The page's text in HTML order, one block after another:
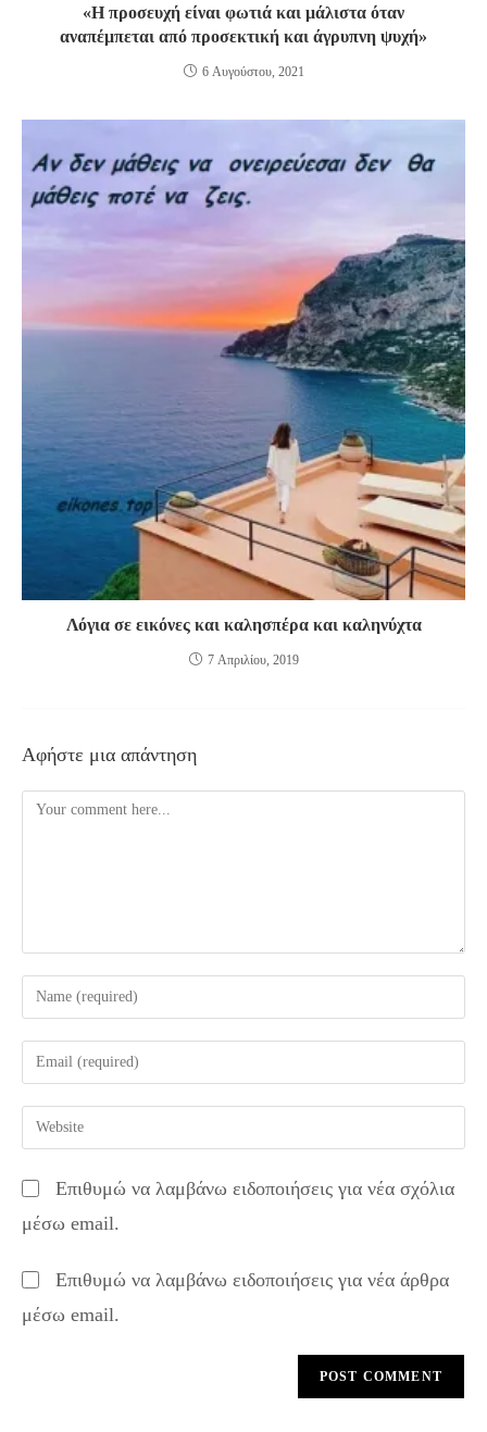
«Η προσευχή είναι φωτιά και μάλιστα όταν
αναπέμπεται από προσεκτική και άγρυπνη ψυχή»
6 Αυγούστου, 2021
Λόγια σε εικόνες και καλησπέρα και καληνύχτα
7 Απριλίου, 2019
Αφήστε μια απάντηση
Comment
Enter
your
name
comment
Enter
your
email
address
comment
Enter
your
URL
(optional)
Επιθυμώ να λαμβάνω ειδοποιήσεις για νέα σχόλια
μέσω email.
Επιθυμώ να λαμβάνω ειδοποιήσεις για νέα άρθρα
μέσω email.